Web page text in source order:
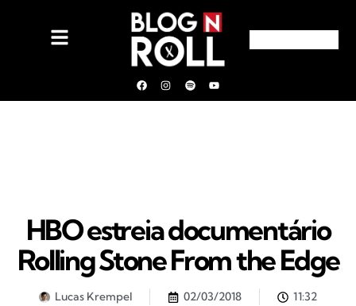
HBO estreia documentário
Rolling Stone From the Edge
Lucas Krempel 02/03/2018 11:32